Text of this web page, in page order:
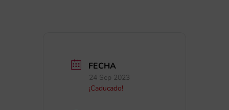
FECHA
24 Sep 2023
¡Caducado!